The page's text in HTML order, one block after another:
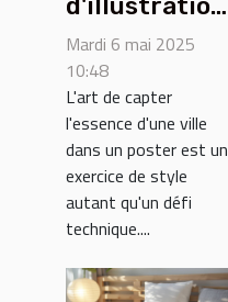
et styles
populaires
pour les
posters de
villes
Mardi 6 mai 2025
10:48
L'art de capter
l'essence d'une ville
dans un poster est un
exercice de style
autant qu'un défi
technique....